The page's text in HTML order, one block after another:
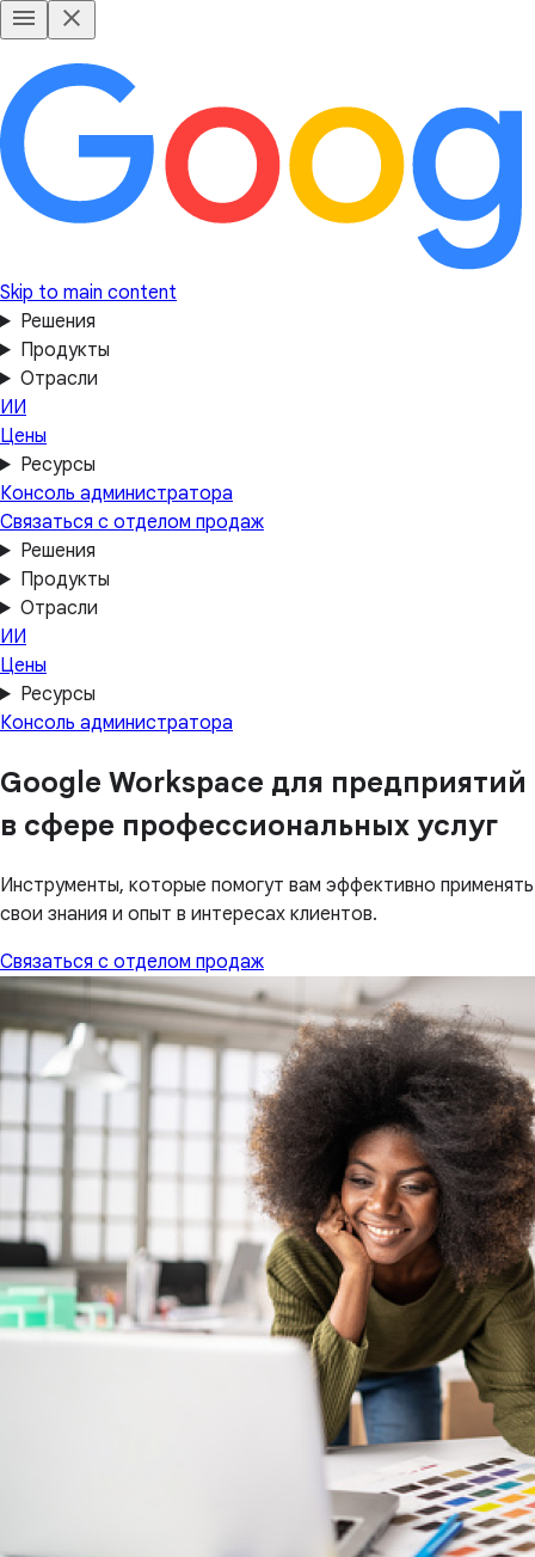
Skip to main content
Решения
Продукты
Отрасли
ИИ
Цены
Ресурсы
Консоль администратора
Связаться с отделом продаж
Решения
Продукты
Отрасли
ИИ
Цены
Ресурсы
Консоль администратора
Google Workspace для предприятий
в сфере профессиональных услуг
Инструменты, которые помогут вам эффективно применять
свои знания и опыт в интересах клиентов.
Связаться с отделом продаж